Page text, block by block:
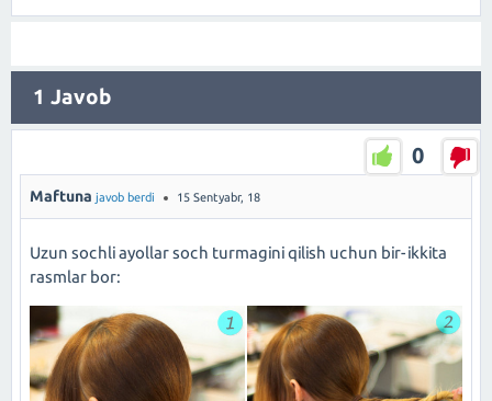
1 Javob
0
Maftuna javob berdi 15 Sentyabr, 18
Uzun sochli ayollar soch turmagini qilish uchun bir-ikkita
rasmlar bor: